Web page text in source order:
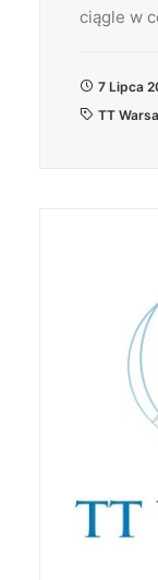
ciągle w
7 Lipca
TT